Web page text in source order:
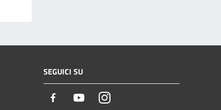
SEGUICI SU
Facebook YoutubeInstagram